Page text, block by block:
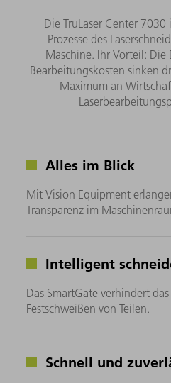
Die TruLaser Center
Prozesse des
Maschine. Ihr Vorteil:
Bearbeitungskosten sinken
Maximum an
Alles im Blick
Mit Vision Equipment
Transparenz im
Intelligent
Das SmartGate verhindert
Festschweißen von Teilen.
Schnell und